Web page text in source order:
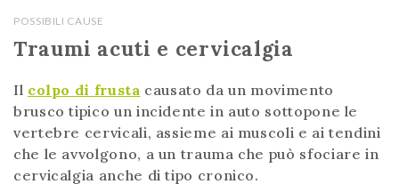
POSSIBILI CAUSE
Traumi acuti e cervicalgia
Il colpo di frusta causato da un movimento
brusco tipico un incidente in auto sottopone le
vertebre cervicali, assieme ai muscoli e ai tendini
che le avvolgono, a un trauma che può sfociare in
cervicalgia anche di tipo cronico.